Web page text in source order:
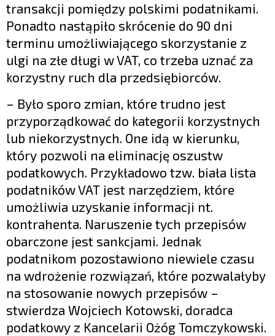
transakcji pomiędzy polskimi podatnikami.
Ponadto nastąpiło skrócenie do 90 dni
terminu umożliwiającego skorzystanie z
ulgi na złe długi w VAT, co trzeba uznać za
korzystny ruch dla przedsiębiorców.
– Było sporo zmian, które trudno jest
przyporządkować do kategorii korzystnych
lub niekorzystnych. One idą w kierunku,
który pozwoli na eliminację oszustw
podatkowych. Przykładowo tzw. biała lista
podatników VAT jest narzędziem, które
umożliwia uzyskanie informacji nt.
kontrahenta. Naruszenie tych przepisów
obarczone jest sankcjami. Jednak
podatnikom pozostawiono niewiele czasu
na wdrożenie rozwiązań, które pozwalałyby
na stosowanie nowych przepisów –
stwierdza Wojciech Kotowski, doradca
podatkowy z Kancelarii Ożóg Tomczykowski.